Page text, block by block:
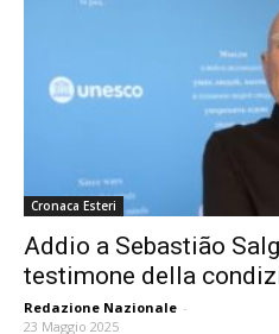
Cronaca Esteri
Addio a Sebastião
testimone della
Redazione Nazionale -
23 Maggio 2025